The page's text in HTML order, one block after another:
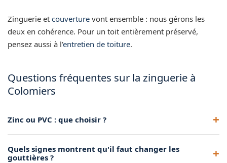
Zinguerie et couverture vont ensemble : nous gérons les
deux en cohérence. Pour un toit entièrement préservé,
pensez aussi à l'entretien de toiture.
Questions fréquentes sur la zinguerie à
Colomiers
Zinc ou PVC : que choisir ?
valorisant. Le PVC est économique et rapide à poser.
Quels signes montrent qu'il faut changer les
gouttières ?